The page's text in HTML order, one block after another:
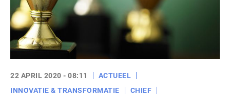
22 APRIL 2020 - 08:11
ACTUEEL
INNOVATIE & TRANSFORMATIE
CHIEF